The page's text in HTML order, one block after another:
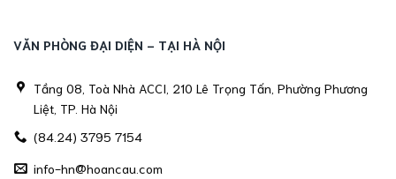
VĂN PHÒNG ĐẠI DIỆN - TẠI HÀ NỘI
Tầng 08, Toà Nhà ACCI, 210 Lê Trọng Tấn, Phường Phương
Liệt, TP. Hà Nội
(84.24) 3795 7154
info-hn@hoancau.com